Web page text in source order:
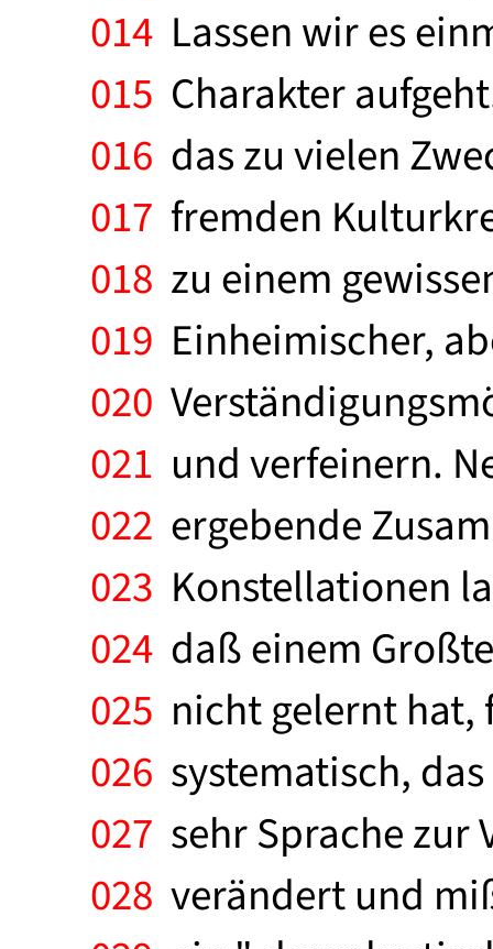
014 Lassen wir es
015 Charakter
016 das zu vielen
017 fremden
018 zu einem
019 Einheimischer,
020
021 und verfeinern.
022 ergebende
023 Konstellationen
024 daß einem
025 nicht gelernt hat,
026 systematisch,
027 sehr Sprache
028 verändert und